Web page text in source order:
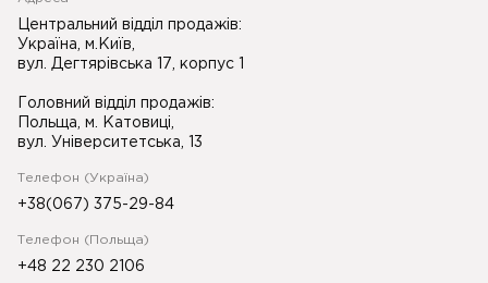
Центральний відділ продажів:
Україна, м.Київ,
вул. Дегтярівська 17, корпус 1
Головний відділ продажів:
Польща, м. Катовиці,
вул. Університетська, 13
Телефон (Україна)
+38(067) 375-29-84
Телефон (Польща)
+48 22 230 2106